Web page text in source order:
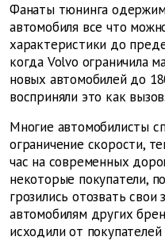
Фанаты тюнинга
автомобиля все что
характеристики до
когда Volvo ограничила
новых автомобилей до
восприняли это как вызов.
Многие автомобилисты
ограничение скорости,
час на современных
некоторые покупатели,
грозились отозвать
автомобилям других
исходили от покупателей